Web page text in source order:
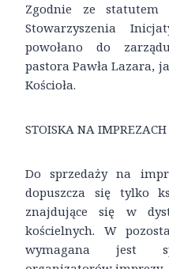
Zgodnie ze statutem
Stowarzyszenia
powołano do
pastora Pawła Lazara,
Kościoła.
STOISKA NA IMPREZACH
Do sprzedaży na
dopuszcza się tylko
znajdujące się w
kościelnych. W
wymagana jest